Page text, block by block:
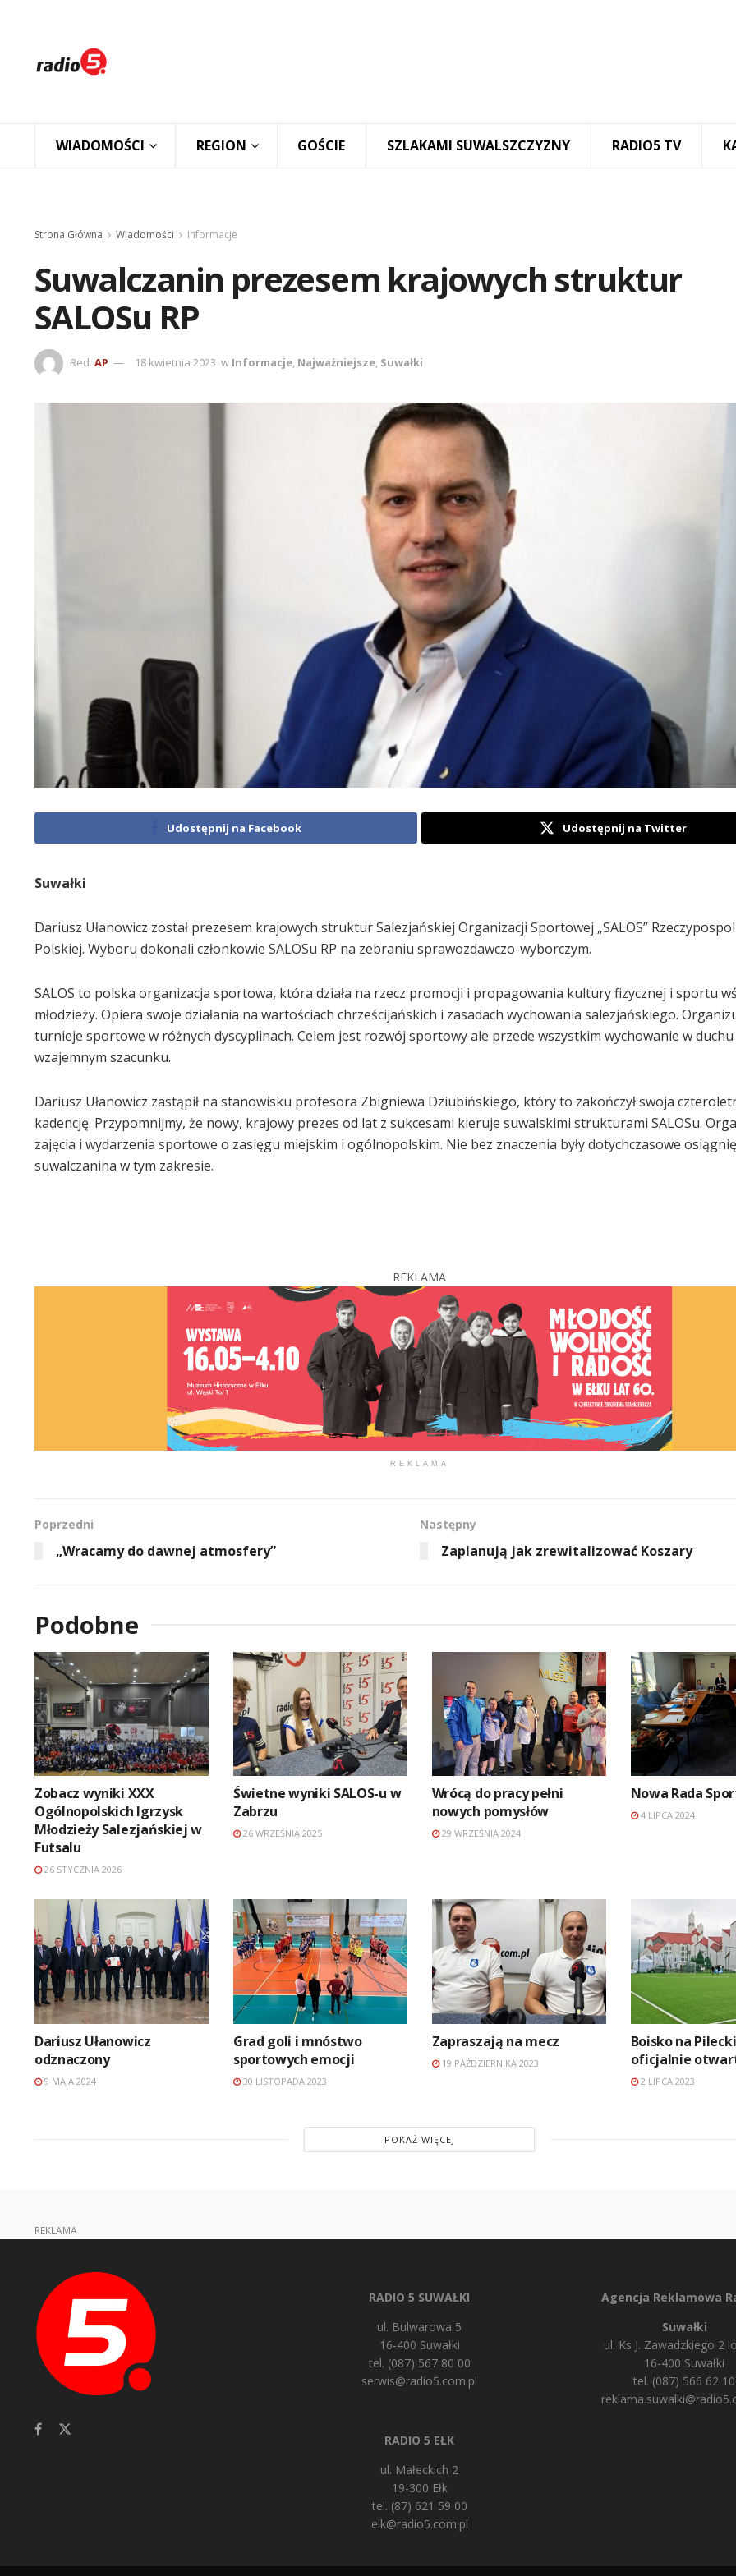
WIADOMOŚCI REGION GOŚCIE SZLAKAMI SUWALSZCZYZNY RADIO5 TV
Strona Główna Wiadomości Informacje
Suwalczanin prezesem krajowych struktur
SALOSu RP
Red. AP 18 kwietnia 2023 w Informacje, Najważniejsze, Suwałki
Udostępnij na Facebook Udostępnij na Twitter
Suwałki
Dariusz Ułanowicz został prezesem krajowych struktur Salezjańskiej Organizacji Sportowej „SALOS”
Polskiej. Wyboru dokonali członkowie SALOSu RP na zebraniu sprawozdawczo-wyborczym.
SALOS to polska organizacja sportowa, która działa na rzecz promocji i propagowania kultury fizycznej i sportu
młodzieży. Opiera swoje działania na wartościach chrześcijańskich i zasadach wychowania salezjańskiego.
turnieje sportowe w różnych dyscyplinach. Celem jest rozwój sportowy ale przede wszystkim wychowanie w
wzajemnym szacunku.
Dariusz Ułanowicz zastąpił na stanowisku profesora Zbigniewa Dziubińskiego, który to zakończył swoja
kadencję. Przypomnijmy, że nowy, krajowy prezes od lat z sukcesami kieruje suwalskimi strukturami SALOSu.
zajęcia i wydarzenia sportowe o zasięgu miejskim i ogólnopolskim. Nie bez znaczenia były dotychczasowe
suwalczanina w tym zakresie.
REKLAMA
REKLAMA
Poprzedni
„Wracamy do dawnej atmosfery”
Następny
Zaplanują jak zrewitalizować Koszary
Podobne
Zobacz wyniki XXX
Ogólnopolskich Igrzysk
Młodzieży Salezjańskiej w
Futsalu
26 STYCZNIA 2026
Świetne wyniki SALOS-u w
Zabrzu
26 WRZEŚNIA 2025
Wrócą do pracy pełni
nowych pomysłów
29 WRZEŚNIA 2024
Nowa Rada
4 LIPCA 2024
Dariusz Ułanowicz
odznaczony
9 MAJA 2024
Grad goli i mnóstwo
sportowych emocji
30 LISTOPADA 2023
Zapraszają na mecz
19 PAŹDZIERNIKA 2023
Boisko na
oficjalnie
2 LIPCA 2023
POKAŻ WIĘCEJ
REKLAMA
RADIO 5 SUWAŁKI
ul. Bulwarowa 5
16-400 Suwałki
tel. (087) 567 80 00
serwis@radio5.com.pl
RADIO 5 EŁK
ul. Małeckich 2
19-300 Ełk
tel. (87) 621 59 00
elk@radio5.com.pl
Agencja Reklamowa
Suwałki
ul. Ks J. Zawadzkiego 2
16-400 Suwałki
tel. (087) 566 62 10